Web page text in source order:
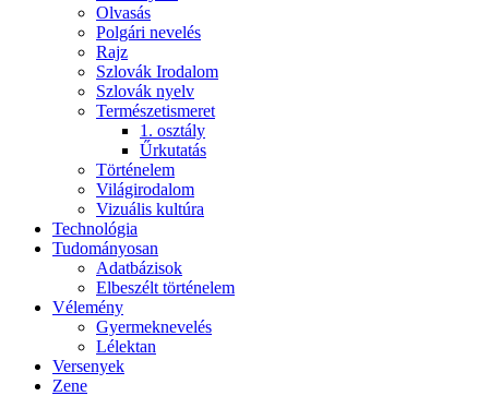
Olvasás
Polgári nevelés
Rajz
Szlovák Irodalom
Szlovák nyelv
Természetismeret
1. osztály
Űrkutatás
Történelem
Világirodalom
Vizuális kultúra
Technológia
Tudományosan
Adatbázisok
Elbeszélt történelem
Vélemény
Gyermeknevelés
Lélektan
Versenyek
Zene